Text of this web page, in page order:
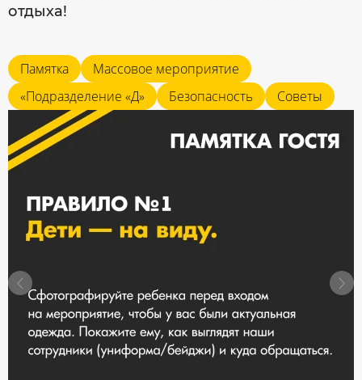
отдыха!
Памятка
Массовое мероприятие
«Подразделение «Д»
Безопасность Советы